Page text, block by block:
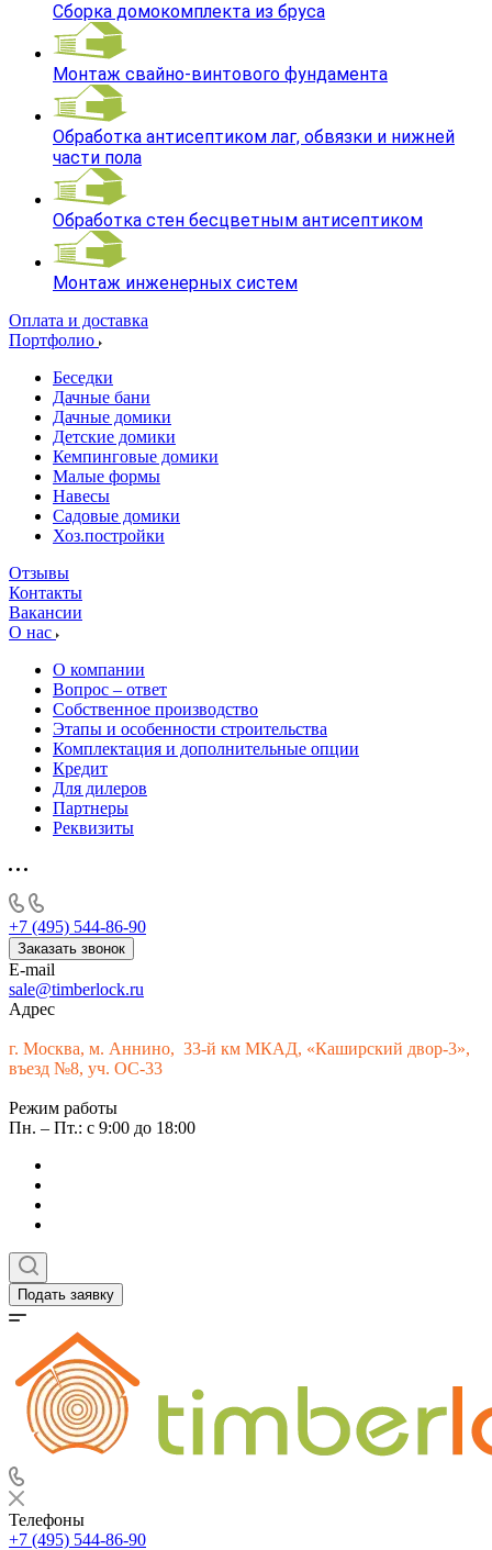
Сборка домокомплекта из бруса
Монтаж свайно-винтового фундамента
Обработка антисептиком лаг, обвязки и нижней
части пола
Обработка стен бесцветным антисептиком
Монтаж инженерных систем
Оплата и доставка
Портфолио
Беседки
Дачные бани
Дачные домики
Детские домики
Кемпинговые домики
Малые формы
Навесы
Садовые домики
Хоз.постройки
Отзывы
Контакты
Вакансии
О нас
О компании
Вопрос – ответ
Собственное производство
Этапы и особенности строительства
Комплектация и дополнительные опции
Кредит
Для дилеров
Партнеры
Реквизиты
+7 (495) 544-86-90
Заказать звонок
E-mail
sale@timberlock.ru
Адрес
г. Москва, м. Аннино, 33-й км МКАД, «Каширский двор-3»,
въезд №8, уч. ОС-33
Режим работы
Пн. – Пт.: с 9:00 до 18:00
Подать заявку
Телефоны
+7 (495) 544-86-90